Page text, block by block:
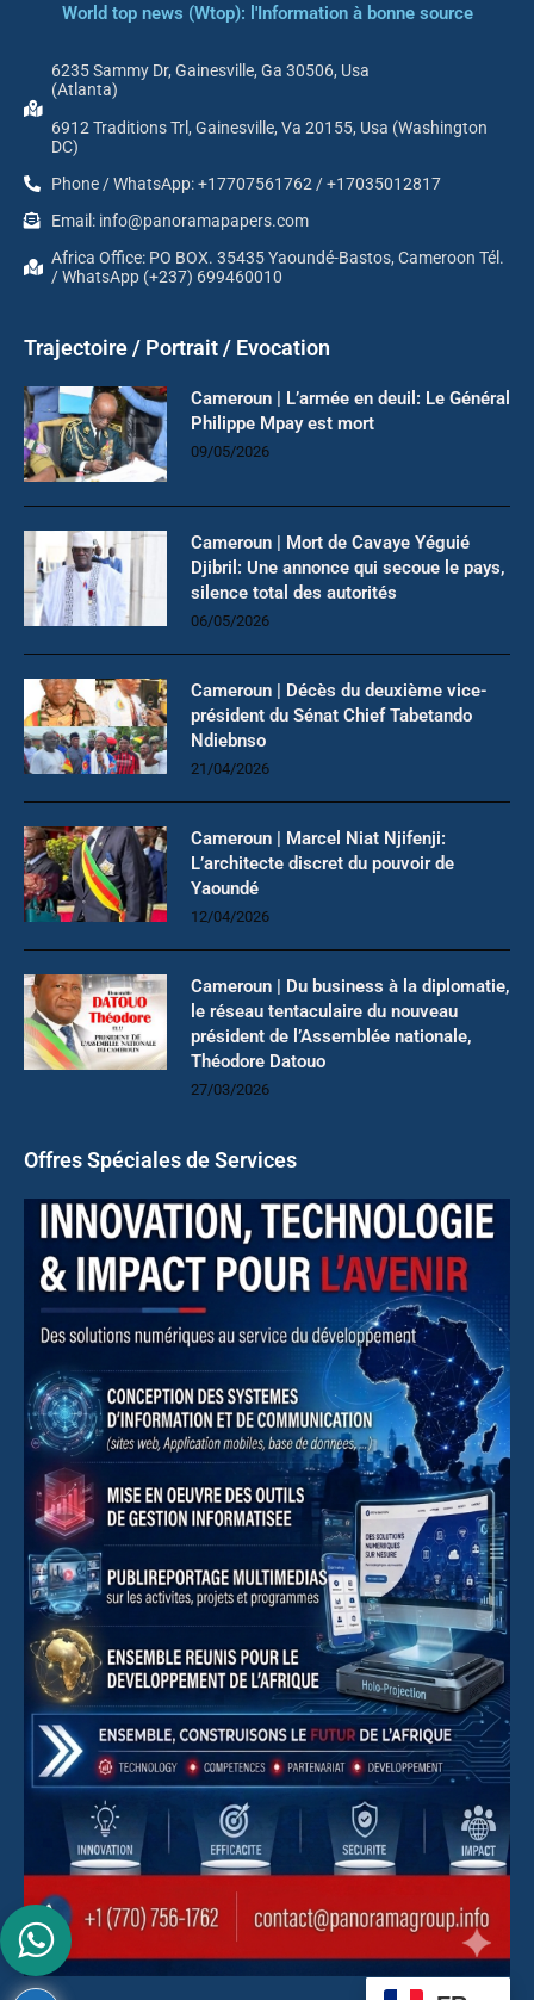
World top news (Wtop): l'Information à bonne source
6235 Sammy Dr, Gainesville, Ga 30506, Usa
(Atlanta)
6912 Traditions Trl, Gainesville, Va 20155, Usa (Washington
DC)
Phone / WhatsApp: +17707561762 / +17035012817
Email: info@panoramapapers.com
Africa Office: PO BOX. 35435 Yaoundé-Bastos, Cameroon Tél.
/ WhatsApp (+237) 699460010
Trajectoire / Portrait / Evocation
Cameroun | L’armée en deuil: Le Général
Philippe Mpay est mort
09/05/2026
Cameroun | Mort de Cavaye Yéguié
Djibril: Une annonce qui secoue le pays,
silence total des autorités
06/05/2026
Cameroun | Décès du deuxième vice-
président du Sénat Chief Tabetando
Ndiebnso
21/04/2026
Cameroun | Marcel Niat Njifenji:
L’architecte discret du pouvoir de
Yaoundé
12/04/2026
Cameroun | Du business à la diplomatie,
le réseau tentaculaire du nouveau
président de l’Assemblée nationale,
Théodore Datouo
27/03/2026
Offres Spéciales de Services